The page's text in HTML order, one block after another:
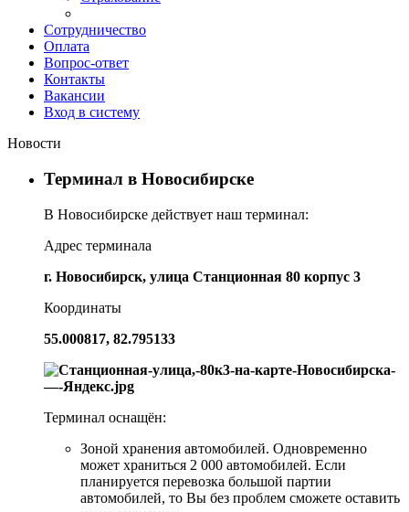
Сотрудничество
Оплата
Вопрос-ответ
Контакты
Вакансии
Вход в систему
Новости
Терминал в Новосибирске
В Новосибирске действует наш терминал:
Адрес терминала
г. Новосибирск, улица Станционная 80 корпус 3
Координаты
55.000817, 82.795133
Терминал оснащён:
Зоной хранения автомобилей. Одновременно
может храниться 2 000 автомобилей. Если
планируется перевозка большой партии
автомобилей, то Вы без проблем сможете оставить